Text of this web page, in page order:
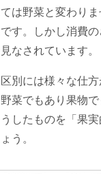
は野菜と変わり
す。しかし消費
なされています。
別には様々な仕
菜でもあり果物
したものを「果
う。